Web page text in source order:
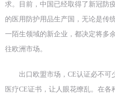
求。目前，中国已经取得了新冠防
的医用防护用品生产国，无论是传
一陌生领域的新企业，都决定将多
往欧洲市场。
出口欧盟市场，CE认证必不
医疗CE证书，让人眼花缭乱。在